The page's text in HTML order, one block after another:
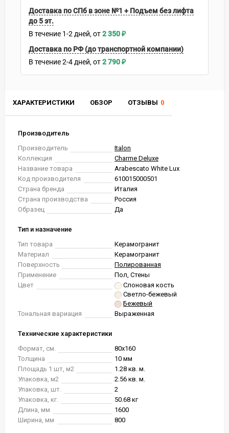
ХАРАКТЕРИСТИКИ ОБЗОР ОТЗЫВЫ 0
Производитель
Производитель
Italon
Коллекция
Charme Deluxe
Название товара
Arabescato White Lux
Код производителя
610015000501
Страна бренда
Италия
Страна производства
Россия
Образец
Да
Тип и назначение
Тип товара
Керамогранит
Материал
Керамогранит
Поверхность
Полированная
Применение
Пол, Стены
Цвет
Слоновая кость
Светло-бежевый
Бежевый
Тональная вариация
Выраженная
Технические характеристики
Формат, см.
80x160
Толщина
10 мм
Площадь 1 шт, м2
1.28 кв. м.
Упаковка, м2
2.56 кв. м.
Упаковка, шт.
2
Упаковка, кг.
50.68 кг
Длина, мм
1600
Ширина, мм
800
Доставка по СПб в зоне №1 + Подъем без лифта
до 5 эт.
В течение 1-2 дней 2 350₽
Доставка по РФ (до транспортной компании)
В течение2-4 дней 2 790₽